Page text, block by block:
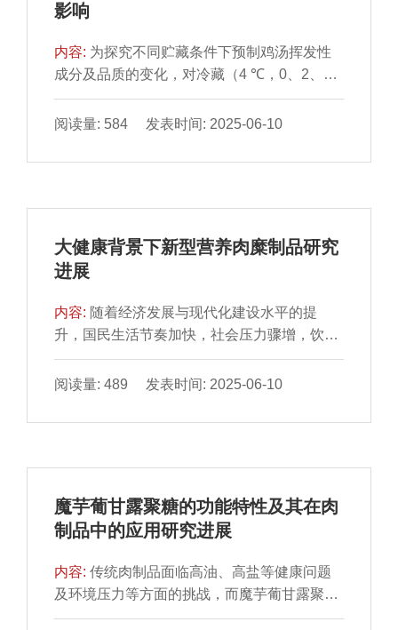
明：贮藏期间，对照组贮藏4 d时出现腐败变
mg/100 g、38.64 mmol/kg；真空铝箔袋包装
组贮藏至12 d时，TBARS值和过氧化值分别
达到0.79 mg/100 g、89.9 mmol/kg，能够有效
抑制鸭块脂质氧化速率，pH值为6.82，硬度为
0.99、0.99、0.88，鸭块经铝箔袋包装处理后
在4 ℃条件下可以贮藏12 d以上。鸭块贮藏
中，不同包装材料对鸭块贮藏品质影响很大，
真空铝箔袋包装能更有效地延缓鸭块的品质劣
变。
影响
内容: 为探究不同贮藏条件下预制鸡汤挥发性
成分及品质的变化，对冷藏（4 ℃，0、2、
4、6 d）和常温（（25±1）℃，0、12、24、
36 h）贮藏的预制鸡汤进行亚硝酸盐含量、过
物、感官品质、气味测定，并采用气相色谱-离
spectrometry，GC-IMS）分析挥发性风味物
汤的感官评分、氨基酸态氮含量逐渐下降，亚
硝酸盐含量呈现先升后降的趋势，人参鸡汤于
冷藏4 d达到峰值（4.46±0.58）mg/kg，猪肚
鸡汤于常温贮藏24 h达到峰值（5.93±0.98）
mg/kg、冷藏6d达到峰值（4.36±0.17）
mg/kg，均未超过GB 2760—2014《食品安全
类、6 种酮类、11 种醛类、5 种酯类、10 种
其他成分，聚类分析发现，常温贮藏36 h后鸡
汤挥发性成分变化明显。(E)-2-辛醛、2-甲基
丙醇、乙酸丙酯、苯甲醛、(E)-2-戊醛等刺激
性气味成分可作为预制鸡汤贮藏期间腐败变质
阅读量: 584 发表时间: 2025-06-10
大健康背景下新型营养肉糜制品研究
进展
内容: 随着经济发展与现代化建设水平的提
升，国民生活节奏加快，社会压力骤增，饮食
结构不合理、久坐及缺乏运动等导致肥胖、高
血压等慢性病趋于年轻化，居民营养健康需求
新型营养健康食品的开发成为研究热点。本文
质、营养等不同需求，从加工工艺（超声处
胶体）和功能性（低盐、低脂、低糖、低胆固
醇、高膳食纤维、营养素强化）方面对新型营
展前景进行展望，以期为新型营养肉制品开发
提供理论参考。
阅读量: 489 发表时间: 2025-06-10
魔芋葡甘露聚糖的功能特性及其在肉
制品中的应用研究进展
内容:传统肉制品面临高油、高盐等健康问题
及环境压力等方面的挑战，而魔芋葡甘露聚糖
（konjac glucomannan，KGM）作为一种天